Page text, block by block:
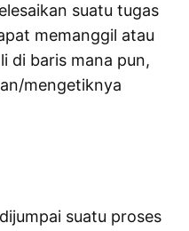
suatu tugas
memanggil atau
di baris mana pun,
mengetiknya
suatu proses